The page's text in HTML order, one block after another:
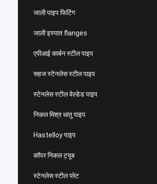
जाली पाइप फिटिंग
जाली इस्पात flanges
एपीआई कार्बन स्टील पाइप
सहज स्टेनलेस स्टील पाइप
स्टेनलेस स्टील वेल्डेड पाइप
निकल मिश्र धातु पाइप
Hastelloy पाइप
कॉपर निकल ट्यूब
स्टेनलेस स्टील प्लेट